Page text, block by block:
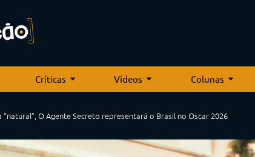
Críticas Vídeos Colunas
“natural”, O Agente Secreto representará o Brasil no Oscar 2026